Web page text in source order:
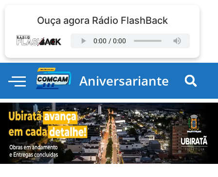
Ouça agora Rádio FlashBack
Aniversariante